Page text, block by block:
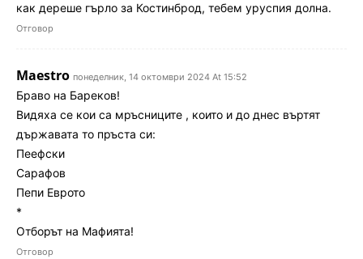
как дереше гърло за Костинброд, тебем уруспия долна.
Отговор
Maestro понеделник, 14 октомври 2024 At 15:52
Браво на Бареков!
Видяха се кои са мръсниците , които и до днес въртят
държавата то пръста си:
Пеефски
Сарафов
Пепи Еврото
*
Отборът на Мафията!
Отговор